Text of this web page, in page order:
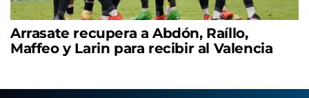
Arrasate recupera a Abdón, Raíllo,
Maffeo y Larin para recibir al Valencia